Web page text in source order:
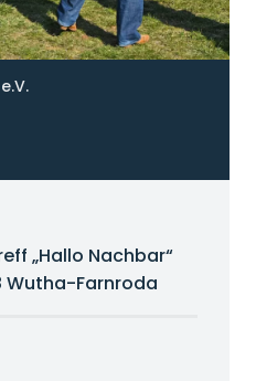
„Hallo Nachbar“
Wutha-Farnroda